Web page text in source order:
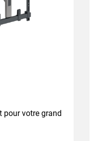
pour votre grand